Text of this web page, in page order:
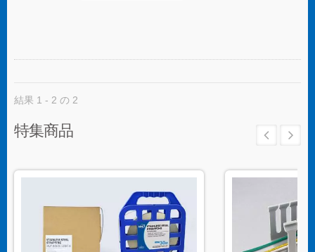
結果 1 - 2 の 2
特集商品